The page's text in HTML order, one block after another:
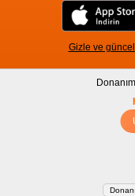
Gizle ve